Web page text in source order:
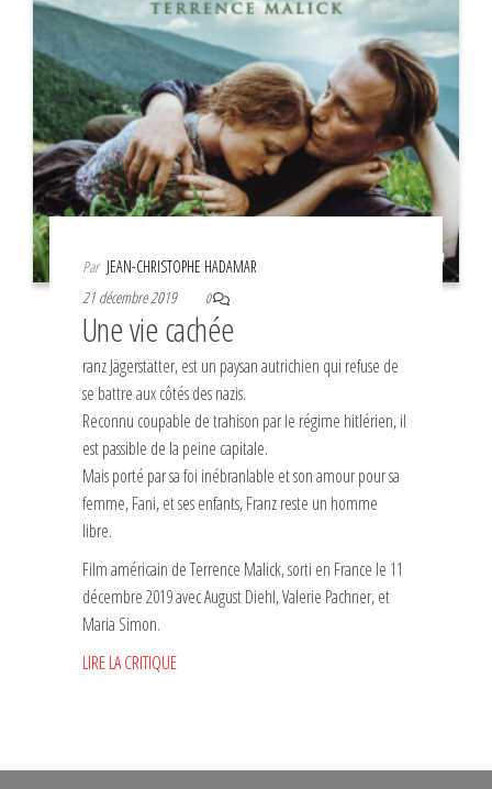
Par JEAN-CHRISTOPHE HADAMAR
21 décembre 2019
0
Une vie cachée
ranz Jägerstätter, est un paysan autrichien qui refuse de
se battre aux côtés des nazis.
Reconnu coupable de trahison par le régime hitlérien, il
est passible de la peine capitale.
Mais porté par sa foi inébranlable et son amour pour sa
femme, Fani, et ses enfants, Franz reste un homme
libre.
Film américain de Terrence Malick, sorti en France le 11
décembre 2019 avec August Diehl, Valerie Pachner, et
Maria Simon.
LIRE LA CRITIQUE